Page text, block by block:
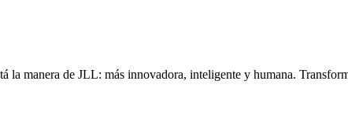
la manera de JLL: más innovadora, inteligente y humana.